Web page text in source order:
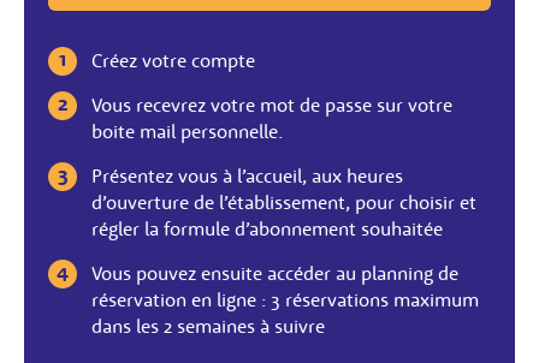
Créez votre compte
Vous recevrez votre mot de passe sur votre
boite mail personnelle.
Présentez vous à l’accueil, aux heures
d’ouverture de l’établissement, pour choisir et
régler la formule d’abonnement souhaitée
Vous pouvez ensuite accéder au planning de
réservation en ligne : 3 réservations maximum
dans les 2 semaines à suivre